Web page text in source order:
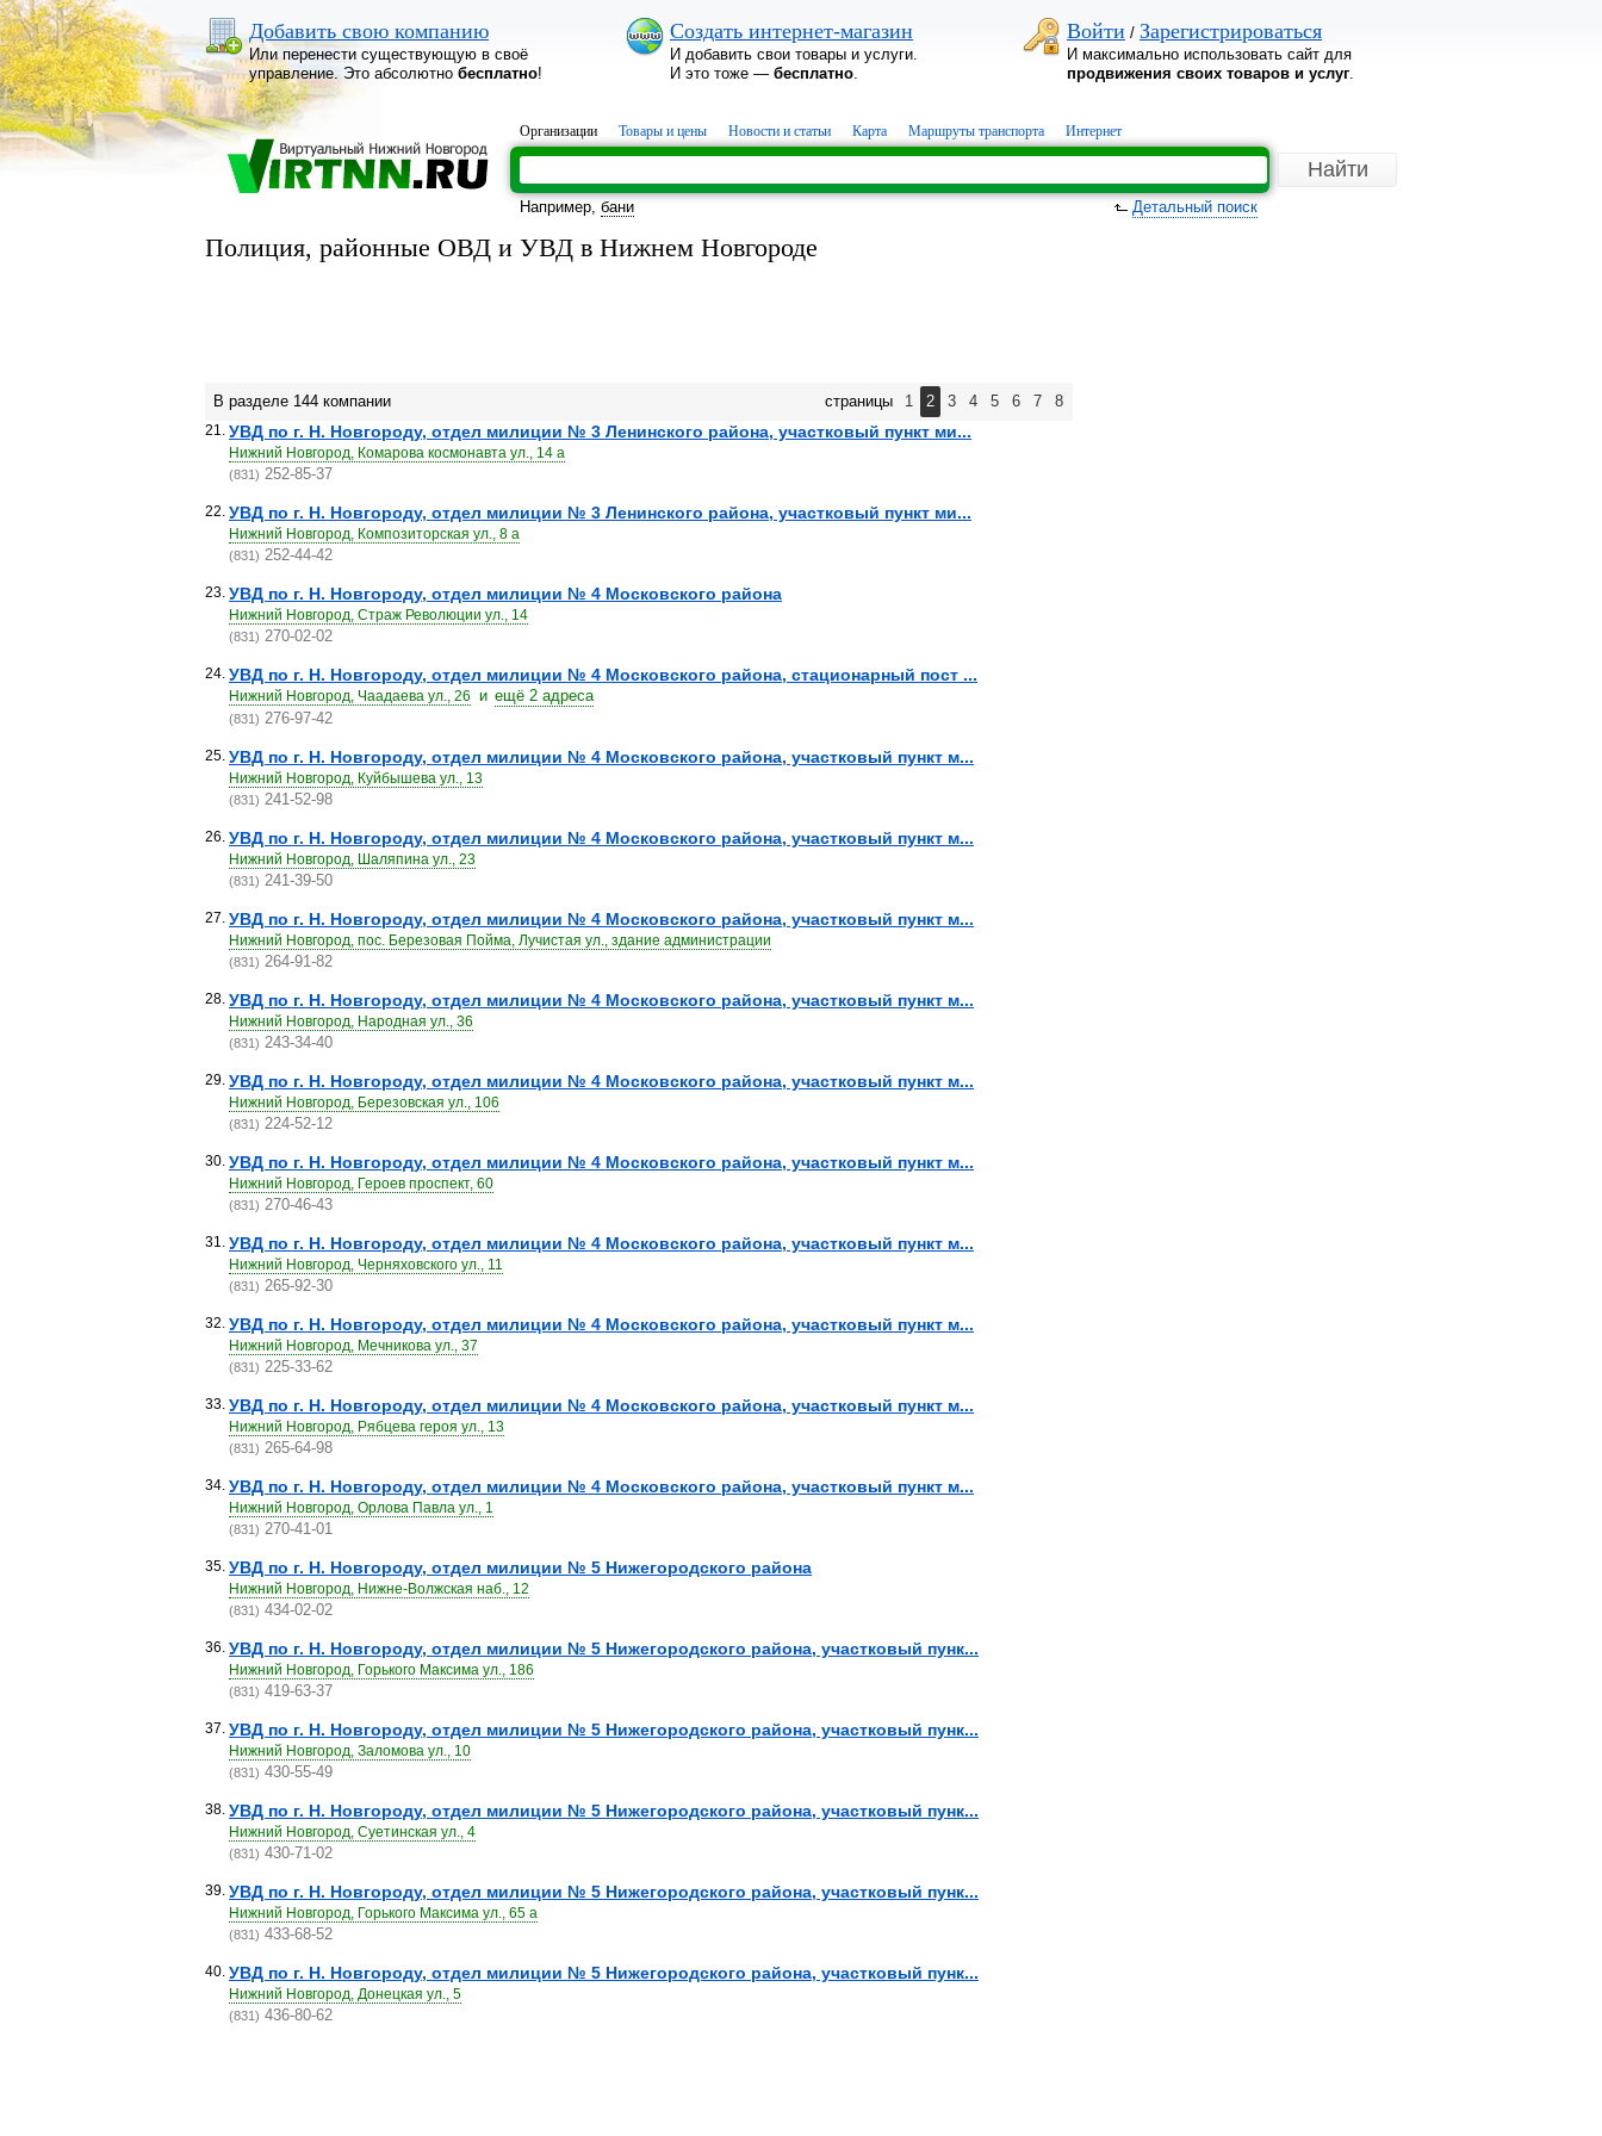
Добавить свою компанию
Или перенести существующую в своё
управление. Это абсолютно бесплатно!
Создать интернет-магазин
И добавить свои товары и услуги.
И это тоже — бесплатно.
Войти / Зарегистрироваться
И максимально использовать сайт для
продвижения своих товаров и услуг.
Организации Товары и цены Новости и статьи Карта Маршруты транспорта Интернет
Например, бани Детальный поиск
Полиция, районные ОВД и УВД в Нижнем Новгороде
В разделе 144 компании страницы 1 2 3 4 5 6 7 8
21. УВД по г. Н. Новгороду, отдел милиции № 3 Ленинского района, участковый пункт ми...
Нижний Новгород, Комарова космонавта ул., 14 а
(831) 252-85-37
22. УВД по г. Н. Новгороду, отдел милиции № 3 Ленинского района, участковый пункт ми...
Нижний Новгород, Композиторская ул., 8 а
(831) 252-44-42
23. УВД по г. Н. Новгороду, отдел милиции № 4 Московского района
Нижний Новгород, Страж Революции ул., 14
(831) 270-02-02
24. УВД по г. Н. Новгороду, отдел милиции № 4 Московского района, стационарный пост ...
Нижний Новгород, Чаадаева ул., 26 и ещё 2 адреса
(831) 276-97-42
25. УВД по г. Н. Новгороду, отдел милиции № 4 Московского района, участковый пункт м...
Нижний Новгород, Куйбышева ул., 13
(831) 241-52-98
26. УВД по г. Н. Новгороду, отдел милиции № 4 Московского района, участковый пункт м...
Нижний Новгород, Шаляпина ул., 23
(831) 241-39-50
27. УВД по г. Н. Новгороду, отдел милиции № 4 Московского района, участковый пункт м...
Нижний Новгород, пос. Березовая Пойма, Лучистая ул., здание администрации
(831) 264-91-82
28. УВД по г. Н. Новгороду, отдел милиции № 4 Московского района, участковый пункт м...
Нижний Новгород, Народная ул., 36
(831) 243-34-40
29. УВД по г. Н. Новгороду, отдел милиции № 4 Московского района, участковый пункт м...
Нижний Новгород, Березовская ул., 106
(831) 224-52-12
30. УВД по г. Н. Новгороду, отдел милиции № 4 Московского района, участковый пункт м...
Нижний Новгород, Героев проспект, 60
(831) 270-46-43
31. УВД по г. Н. Новгороду, отдел милиции № 4 Московского района, участковый пункт м...
Нижний Новгород, Черняховского ул., 11
(831) 265-92-30
32. УВД по г. Н. Новгороду, отдел милиции № 4 Московского района, участковый пункт м...
Нижний Новгород, Мечникова ул., 37
(831) 225-33-62
33. УВД по г. Н. Новгороду, отдел милиции № 4 Московского района, участковый пункт м...
Нижний Новгород, Рябцева героя ул., 13
(831) 265-64-98
34. УВД по г. Н. Новгороду, отдел милиции № 4 Московского района, участковый пункт м...
Нижний Новгород, Орлова Павла ул., 1
(831) 270-41-01
35. УВД по г. Н. Новгороду, отдел милиции № 5 Нижегородского района
Нижний Новгород, Нижне-Волжская наб., 12
(831) 434-02-02
36. УВД по г. Н. Новгороду, отдел милиции № 5 Нижегородского района, участковый пунк...
Нижний Новгород, Горького Максима ул., 186
(831) 419-63-37
37. УВД по г. Н. Новгороду, отдел милиции № 5 Нижегородского района, участковый пунк...
Нижний Новгород, Заломова ул., 10
(831) 430-55-49
38. УВД по г. Н. Новгороду, отдел милиции № 5 Нижегородского района, участковый пунк...
Нижний Новгород, Суетинская ул., 4
(831) 430-71-02
39. УВД по г. Н. Новгороду, отдел милиции № 5 Нижегородского района, участковый пунк...
Нижний Новгород, Горького Максима ул., 65 а
(831) 433-68-52
40. УВД по г. Н. Новгороду, отдел милиции № 5 Нижегородского района, участковый пунк...
Нижний Новгород, Донецкая ул., 5
(831) 436-80-62